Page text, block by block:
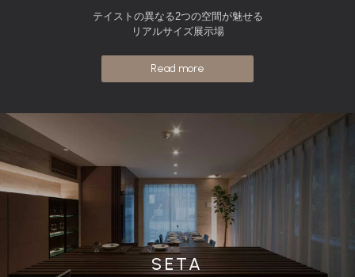
テイストの異なる2つの空間が魅せる
リアルサイズ展示場
Read more
SETA